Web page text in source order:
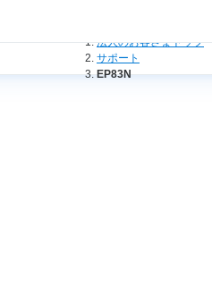
法人のお客さまトップ
サポート
EP83N